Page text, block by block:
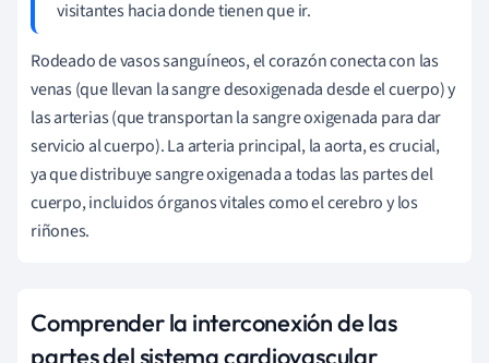
visitantes hacia donde tienen que ir.
Rodeado de vasos sanguíneos, el corazón conecta con las
venas (que llevan la sangre desoxigenada desde el cuerpo) y
las arterias (que transportan la sangre oxigenada para dar
servicio al cuerpo). La arteria principal, la aorta, es crucial,
ya que distribuye sangre oxigenada a todas las partes del
cuerpo, incluidos órganos vitales como el cerebro y los
riñones.
Comprender la interconexión de las
partes del sistema cardiovascular